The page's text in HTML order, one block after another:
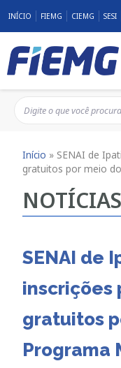
INÍCIO FIEMG CIEMG SESI
Início » SENAI de
gratuitos por meio
NOTÍCIAS
SENAI de
inscrições
gratuitos
Programa